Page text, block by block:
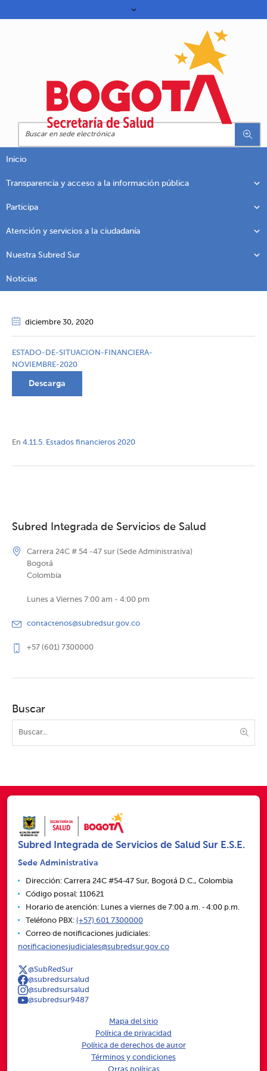
Inicio
Transparencia y acceso a la información pública
Participa
Atención y servicios a la ciudadanía
Nuestra Subred Sur
Noticias
diciembre 30, 2020
ESTADO-DE-SITUACION-FINANCIERA-
NOVIEMBRE-2020
Descarga
En 4.11.5. Estados financieros 2020
Subred Integrada de Servicios de Salud
Carrera 24C # 54 -47 sur (Sede Administrativa)
Bogotá
Colombia
Lunes a Viernes 7:00 am - 4:00 pm
contactenos@subredsur.gov.co
+57 (601) 7300000
Buscar
Subred Integrada de Servicios de Salud Sur E.S.E.
Sede Administrativa
Dirección: Carrera 24C #54‑47 Sur, Bogotá D.C., Colombia
Código postal: 110621
Horario de atención: Lunes a viernes de 7:00 a.m. ‑ 4:00 p.m.
Teléfono PBX: (+57) 601 7300000
Correo de notificaciones judiciales:
notificacionesjudiciales@subredsur.gov.co
@SubRedSur
@subredsursalud
@subredsursalud
@subredsur9487
Mapa del sitio
Política de privacidad
Política de derechos de autor
Términos y condiciones
Otras políticas